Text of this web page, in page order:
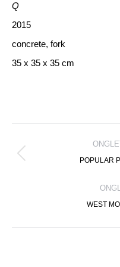
Q
2015
concrete, fork
35 x 35 x 35 cm
COMMENTAIRE
POPULAR
WEST